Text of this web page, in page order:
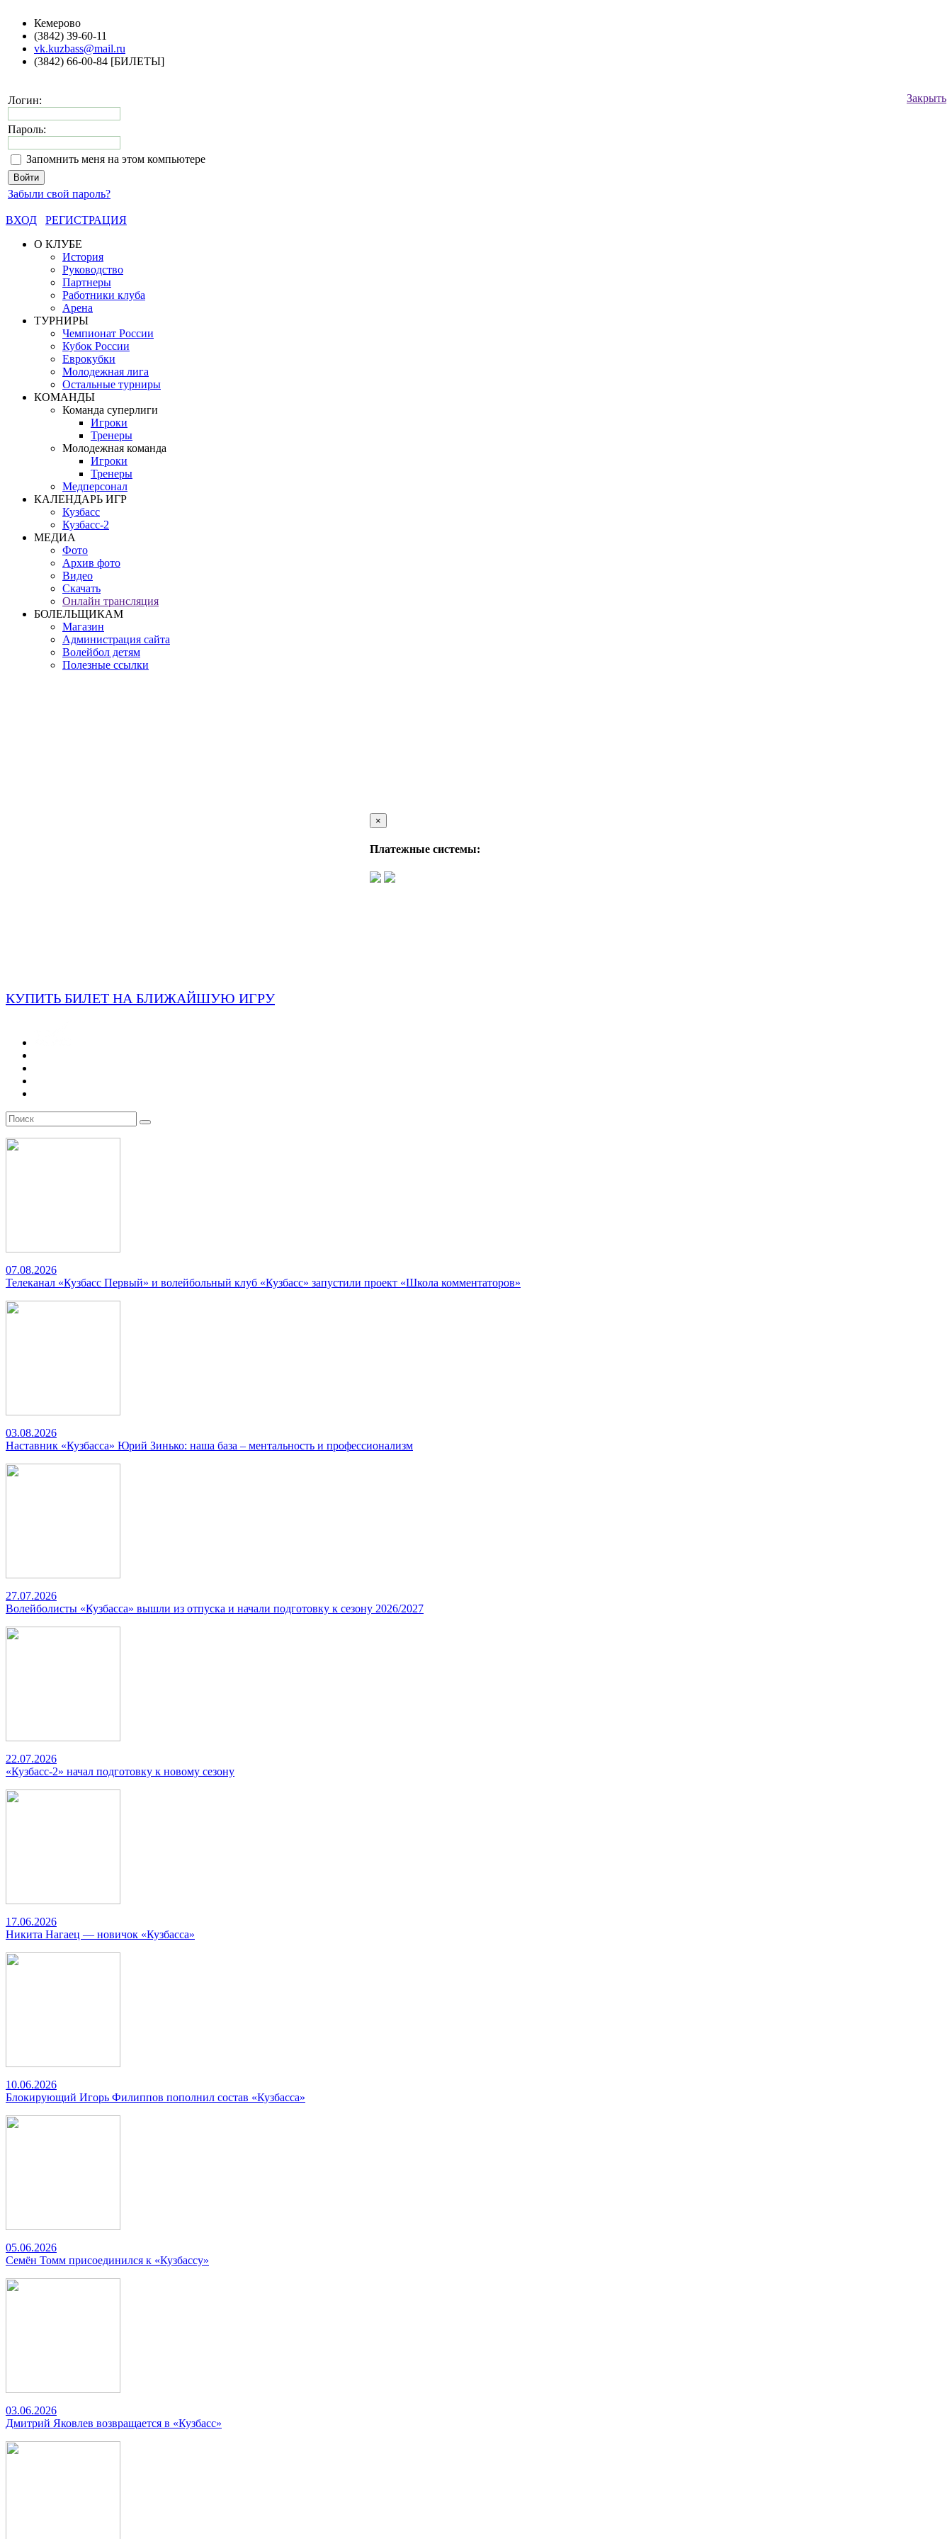
Кемерово
(3842) 39-60-11
vk.kuzbass@mail.ru
(3842) 66-00-84 [БИЛЕТЫ]
Закрыть
Логин:
Пароль:
Запомнить меня на этом компьютере
Забыли свой пароль?
ВХОД
РЕГИСТРАЦИЯ
О КЛУБЕ
История
Руководство
Партнеры
Работники клуба
Арена
ТУРНИРЫ
Чемпионат России
Кубок России
Еврокубки
Молодежная лига
Остальные турниры
КОМАНДЫ
Команда суперлиги
Игроки
Тренеры
Молодежная команда
Игроки
Тренеры
Медперсонал
КАЛЕНДАРЬ ИГР
Кузбасс
Кузбасс-2
МЕДИА
Фото
Архив фото
Видео
Скачать
Онлайн трансляция
БОЛЕЛЬЩИКАМ
Магазин
Администрация сайта
Волейбол детям
Полезные ссылки
×
Платежные системы:
КУПИТЬ БИЛЕТ НА БЛИЖАЙШУЮ ИГРУ
07.08.2026
Телеканал «Кузбасс Первый» и волейбольный клуб «Кузбасс» запустили проект «Школа комментаторов»
03.08.2026
Наставник «Кузбасса» Юрий Зинько: наша база – ментальность и профессионализм
27.07.2026
Волейболисты «Кузбасса» вышли из отпуска и начали подготовку к сезону 2026/2027
22.07.2026
«Кузбасс-2» начал подготовку к новому сезону
17.06.2026
Никита Нагаец — новичок «Кузбасса»
10.06.2026
Блокирующий Игорь Филиппов пополнил состав «Кузбасса»
05.06.2026
Семён Томм присоединился к «Кузбассу»
03.06.2026
Дмитрий Яковлев возвращается в «Кузбасс»